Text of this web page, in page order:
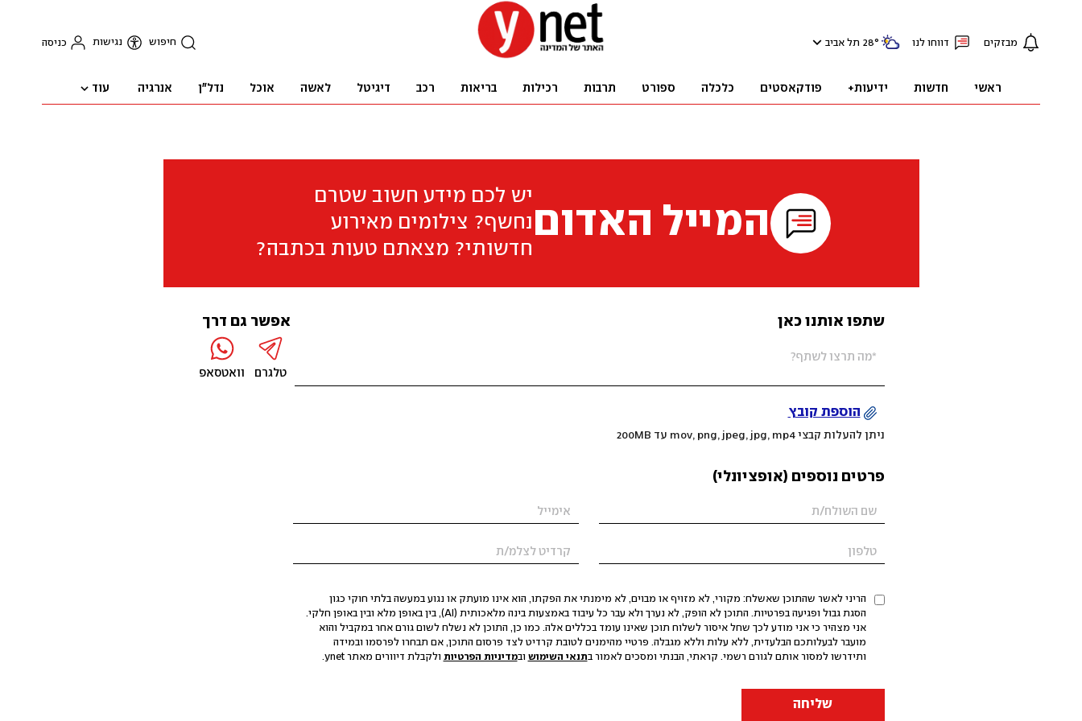
מבזקים דווחו לנו 28° תל אביב חיפוש נגישות כניסה
ראשי חדשות ידיעות+ פודקאסטים כלכלה ספורט תרבות רכילות בריאות רכב דיגיטל לאשה אוכל נדל"ן אנרגיה עוד
המייל האדום
יש לכם מידע חשוב שטרם
נחשף? צילומים מאירוע
חדשותי? מצאתם טעות בכתבה?
שתפו אותנו כאן
הוספת קובץ
ניתן להעלות קבצי mov, png, jpeg, jpg, mp4 עד 200MB
פרטים נוספים (אופציונלי)
הריני לאשר שהתוכן שאשלח: מקורי, לא מזויף או מבוים, לא מימנתי את הפקתו, הוא אינו מועתק או נגוע במעשה בלתי חוקי כגון
הסגת גבול ופגיעה בפרטיות. התוכן לא הופק, לא נערך ולא עבר כל עיבוד באמצעות בינה מלאכותית (AI), בין באופן מלא ובין באופן חלקי.
אני מצהיר כי אני מודע לכך שחל איסור לשלוח תוכן שאינו עומד בכללים אלה. כמו כן, התוכן לא נשלח לשום גורם אחר במקביל והוא
מועבר לבעלותכם הבלעדית, ללא עלות וללא מגבלה. פרטיי מהימנים לטובת קרדיט לצד פרסום התוכן, אם תבחרו לפרסמו ובמידה
ותידרשו למסור אותם לגורם רשמי. קראתי, הבנתי ומסכים לאמור בתנאי השימוש ובמדיניות הפרטיות ולקבלת דיוורים מאתר ynet.
שליחה
אפשר גם דרך
טלגרם וואטסאפ